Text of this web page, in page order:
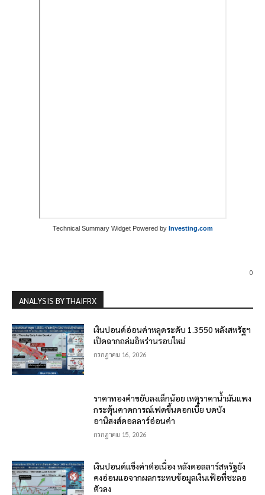
Technical Summary Widget Powered by Investing.com
0
ANALYSIS BY THAIFRX
เงินปอนด์อ่อนค่าหลุดระดับ 1.3550 หลังสหรัฐฯ
เปิดฉากถล่มอิหร่านรอบใหม่
กรกฎาคม 16, 2026
ราคาทองคำขยับลงเล็กน้อย เหตุราคาน้ำมันแพง
กระตุ้นคาดการณ์เฟดขึ้นดอกเบี้ย บดบัง
อานิสงส์ดอลลาร์อ่อนค่า
กรกฎาคม 15, 2026
เงินปอนด์แข็งค่าต่อเนื่อง หลังดอลลาร์สหรัฐยัง
คงอ่อนแอจากผลกระทบข้อมูลเงินเฟ้อที่ชะลอ
ตัวลง